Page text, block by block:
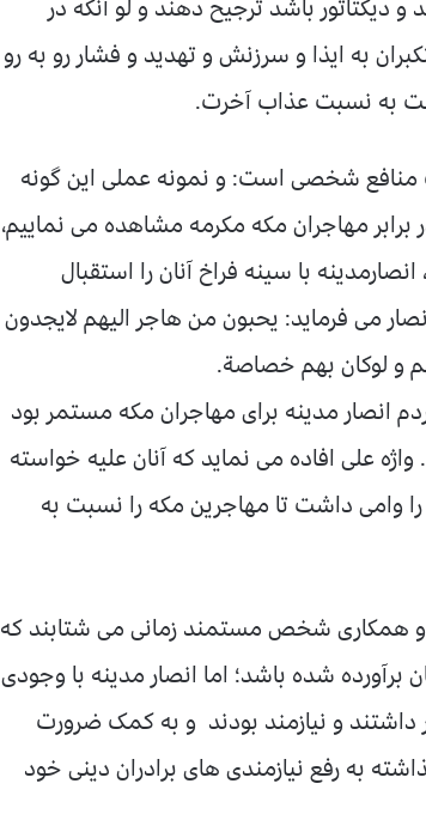
دیکتاتور باشد ترجیح دهند و لو آنکه در
به ایذا و سرزنش و تهدید و فشار رو به رو
به نسبت عذاب آخرت.
منافع شخصی است: و نمونه عملی این گونه
برابر مهاجران مکه مکرمه مشاهده می نماییم،
با سینه فراخ آنان را استقبال
می فرماید: یحبون من هاجر الیهم لایجدون
و لوکان بهم خصاصة.
انصار مدینه برای مهاجران مکه مستمر بود
علی افاده می نماید که آنان علیه خواسته
وامی داشت تا مهاجرین مکه را نسبت به
همکاری شخص مستمند زمانی می شتابند که
شده باشد؛ اما انصار مدینه با وجودی
و نیازمند بودند و به کمک ضرورت
به رفع نیازمندی های برادران دینی خود